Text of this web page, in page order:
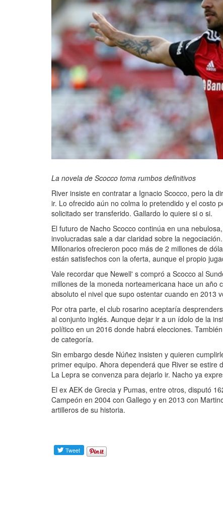
La novela de Scocco toma rumbos definitivos
River insiste en contratar a Ignacio Scocco, pero la
ir. Lo ofrecido aún no colma lo pretendido y el costo
solicitado ser transferido. Gallardo lo quiere si o si.
El futuro de Nacho Scocco continúa en una
involucradas sale a dar claridad sobre la
Millonarios ofrecieron poco más de 2 millones de
están satisfechos con la oferta, aunque el propio
Vale recordar que Newell' s compró a Scocco al
millones de la moneda norteamericana hace un año
absoluto el nivel que supo ostentar cuando en 2013
Por otra parte, el club rosarino aceptaría
al conjunto inglés. Aunque dejar ir a un ídolo de la
político en un 2016 donde habrá elecciones.
de categoría.
Sin embargo desde Núñez insisten y quieren
primer equipo. Ahora dependerá que River se estire
La Lepra se convenza para dejarlo ir. Nacho ya
El ex AEK de Grecia y Pumas, entre otros, disputó
Campeón en 2004 con Gallego y en 2013 con
artilleros de su historia.